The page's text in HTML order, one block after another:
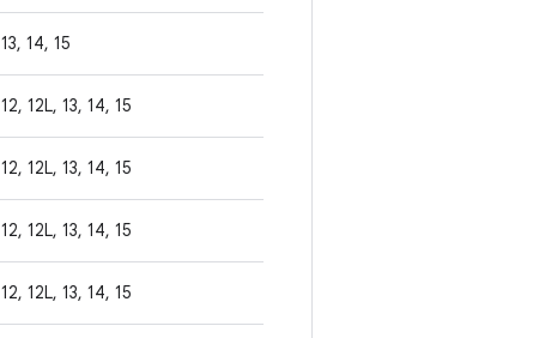
13, 14, 15
12, 12L, 13, 14, 15
12, 12L, 13, 14, 15
12, 12L, 13, 14, 15
12, 12L, 13, 14, 15